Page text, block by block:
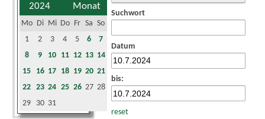
2024
Mo Di Mi Do Fr Sa So
1
2 3 4 5 6
7
8
9 10 11 12 13 14
15
16 17 18 19 20 21
22 23 24 25 26 27 28
29
30 31
Suchwort
Datum
bis:
reset